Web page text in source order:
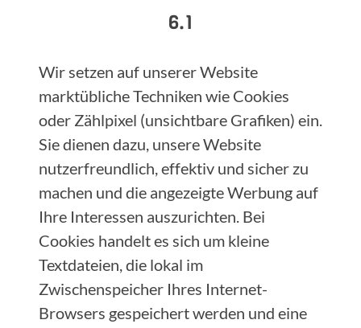
6.1
Wir setzen auf unserer Website
marktübliche Techniken wie Cookies
oder Zählpixel (unsichtbare Grafiken) ein.
Sie dienen dazu, unsere Website
nutzerfreundlich, effektiv und sicher zu
machen und die angezeigte Werbung auf
Ihre Interessen auszurichten. Bei
Cookies handelt es sich um kleine
Textdateien, die lokal im
Zwischenspeicher Ihres Internet-
Browsers gespeichert werden und eine